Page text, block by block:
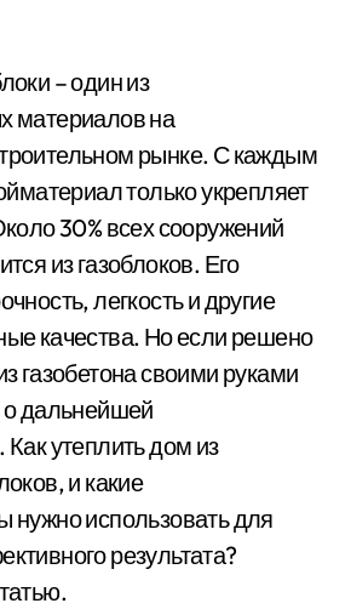
– один из
материалов на
рынке. С каждым
только укрепляет
30% всех сооружений
из газоблоков. Его
легкость и другие
качества. Но если решено
газобетона своими руками
о дальнейшей
утеплить дом из
и какие
нужно использовать для
результата?